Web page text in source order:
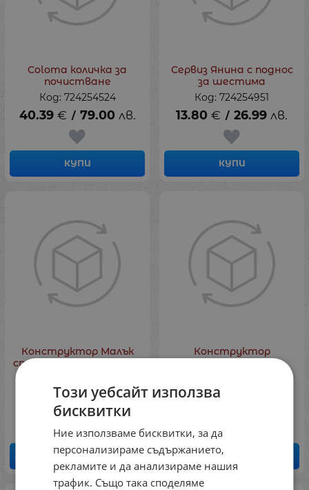
Coloma количка за
почистване
Код: 724254524
40.39 € / 79.00 лв.
КУПИ
Сервиз Янина с поднос
за шестима
Код: 724254951
13.80 € / 26.99 лв.
КУПИ
Конструктор Малък
строител, 253части - в
Код: 72420552
€ / 45.00 лв.
КУПИ
Конструктор
Код: 724255002
КУПИ
Този уебсайт използва
бисквитки
Ние използваме бисквитки, за да
персонализираме съдържанието,
рекламите и да анализираме нашия
трафик. Също така споделяме